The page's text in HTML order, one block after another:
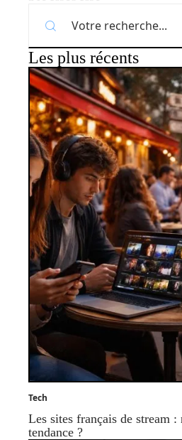
Les plus récents
Tech
Les sites français de stream
tendance ?